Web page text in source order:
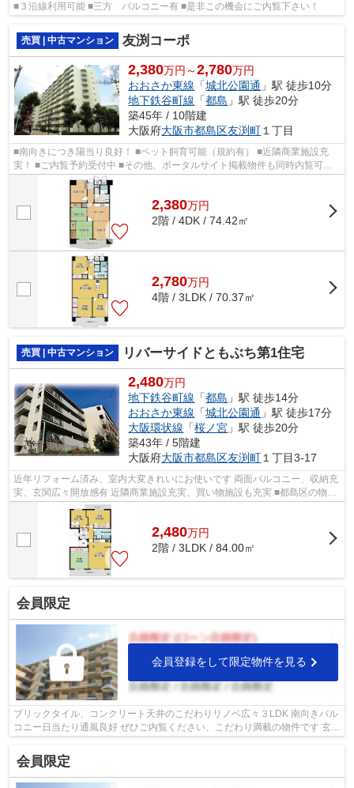
■３沿線利用可能 ■三方 バルコニー有 ■是非この機会にご内覧下さい！
売買 | 中古マンション 友渕コーポ
2,380万円～2,780万円
おおさか東線 「城北公園通 」駅 徒歩10分
地下鉄谷町線 「都島 」駅 徒歩20分
築45年 / 10階建
大阪府大阪市都島区友渕町 １丁目
■南向きにつき陽当り良好！ ■ペット飼育可能（規約有） ■近隣商業施設充
実！ ■ご内覧予約受付中 ■その他、ポータルサイト掲載物件も同時内覧可能
2,380万円
2階 / 4DK / 74.42㎡
2,780万円
4階 / 3LDK / 70.37㎡
売買 | 中古マンション リバーサイドともぶち第1住宅
2,480万円
地下鉄谷町線 「都島 」駅 徒歩14分
おおさか東線 「城北公園通 」駅 徒歩17分
大阪環状線 「桜ノ宮 」駅 徒歩20分
築43年 / 5階建
大阪府大阪市都島区友渕町 １丁目3-17
近年リフォーム済み、室内大変きれいにお使いです 両面バルコニー、収納充
実、玄関広々開放感有 近隣商業施設充実、買い物施設も充実 ■都島区の物件
情報は武和グループまで！
2,480万円
2階 / 3LDK / 84.00㎡
会員限定
会員登録をして限定物件を見る
ブリックタイル、コンクリート天井のこだわりリノベ広々３LDK 南向きバル
コニー日当たり通風良好 ぜひご内覧ください、こだわり満載の物件です 玄関
収納も広々 ■都島区の物件情報は武...
会員限定